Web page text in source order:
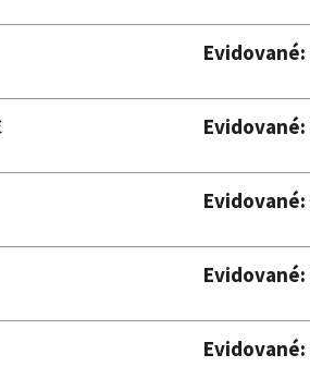
Evidované:
Evidované:
Evidované:
Evidované:
Evidované: